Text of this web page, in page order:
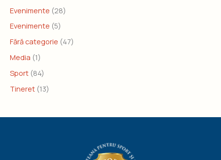
Evenimente (28)
Evenimente (5)
Fără categorie (47)
Media (1)
Sport (84)
Tineret (13)